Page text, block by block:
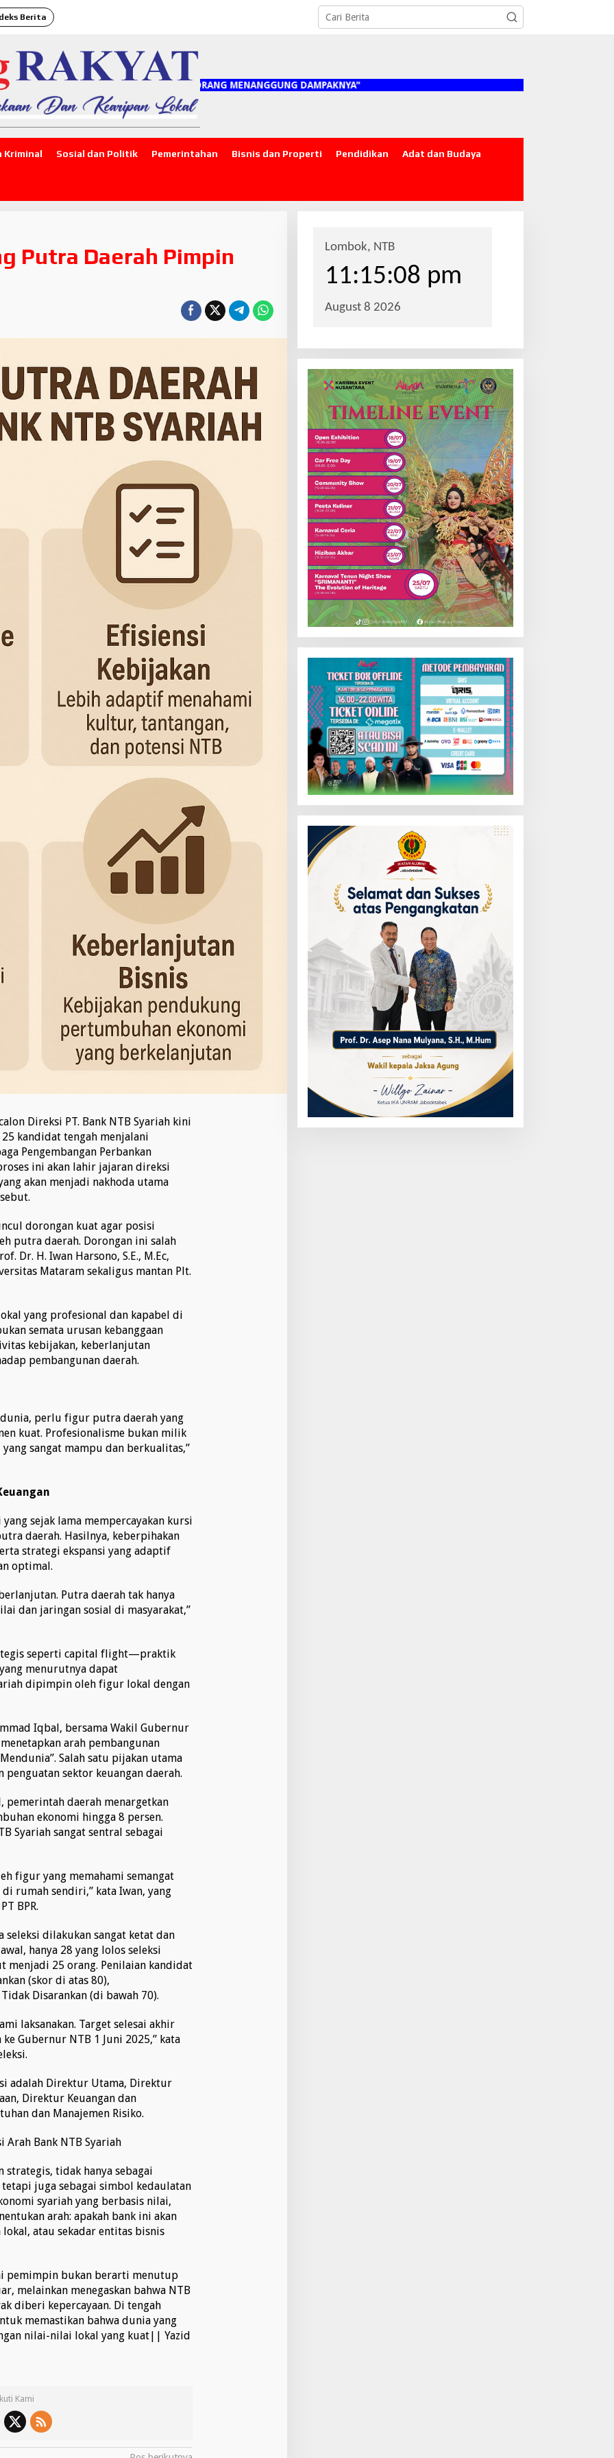
Berita
HOAKS, SEJUTA ORANG MENANGGUNG DAMPAKNYA"
Kriminal Sosial dan Politik Pemerintahan Bisnis dan Properti Pendidikan Adat dan Budaya
Putra Daerah Pimpin
Direksi PT. Bank NTB Syariah kini
kandidat tengah menjalani
Pengembangan Perbankan
ini akan lahir jajaran direksi
akan menjadi nakhoda utama
dorongan kuat agar posisi
putra daerah. Dorongan ini salah
Dr. H. Iwan Harsono, S.E., M.Ec,
Mataram sekaligus mantan Plt.
yang profesional dan kapabel di
semata urusan kebanggaan
kebijakan, keberlanjutan
pembangunan daerah.
perlu figur putra daerah yang
kuat. Profesionalisme bukan milik
sangat mampu dan berkualitas,”
sejak lama mempercayakan kursi
daerah. Hasilnya, keberpihakan
strategi ekspansi yang adaptif
optimal.
Putra daerah tak hanya
dan jaringan sosial di masyarakat,”
seperti capital flight—praktik
menurutnya dapat
dipimpin oleh figur lokal dengan
Iqbal, bersama Wakil Gubernur
arah pembangunan
Salah satu pijakan utama
sektor keuangan daerah.
pemerintah daerah menargetkan
ekonomi hingga 8 persen.
Syariah sangat sentral sebagai
figur yang memahami semangat
rumah sendiri,” kata Iwan, yang
BPR.
seleksi dilakukan sangat ketat dan
hanya 28 yang lolos seleksi
menjadi 25 orang. Penilaian kandidat
(skor di atas 80),
Disarankan (di bawah 70).
laksanakan. Target selesai akhir
Gubernur NTB 1 Juni 2025,” kata
adalah Direktur Utama, Direktur
Direktur Keuangan dan
dan Manajemen Risiko.
Bank NTB Syariah
strategis, tidak hanya sebagai
juga sebagai simbol kedaulatan
syariah yang berbasis nilai,
arah: apakah bank ini akan
atau sekadar entitas bisnis
pemimpin bukan berarti menutup
melainkan menegaskan bahwa NTB
diberi kepercayaan. Di tengah
memastikan bahwa dunia yang
nilai-nilai lokal yang kuat|| Yazid
Kami